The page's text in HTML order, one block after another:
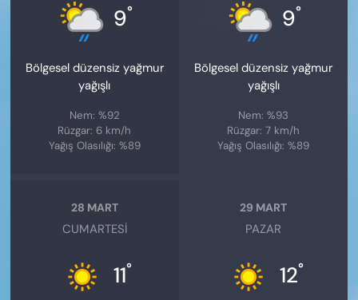
9°
Bölgesel düzensiz yağmur
yağışlı
Nem: %92
Rüzgar: 6 km/h
Yağış Olasılığı: %89
9°
Bölgesel düzensiz yağmur
yağışlı
Nem: %93
Rüzgar: 7 km/h
Yağış Olasılığı: %89
28 MART
CUMARTESI
11°
29 MART
PAZAR
12°